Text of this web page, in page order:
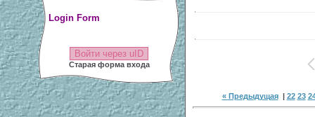
Login Form
Войти через uID
Старая форма входа
« Предыдущая| 22 23